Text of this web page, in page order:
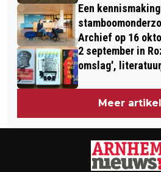
Een
Archief op 16
2 september in
omslag',
Meer